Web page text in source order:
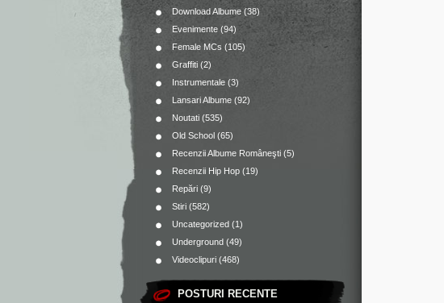
Download Albume (38)
Evenimente (94)
Female MCs (105)
Graffiti (2)
Instrumentale (3)
Lansari Albume (92)
Noutati (535)
Old School (65)
Recenzii Albume Româneşti (5)
Recenzii Hip Hop (19)
Repări (9)
Stiri (582)
Uncategorized (1)
Underground (49)
Videoclipuri (468)
POSTURI RECENTE